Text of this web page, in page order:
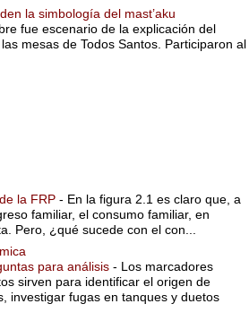
la simbología del mast’aku
fue escenario de la explicación del
mesas de Todos Santos. Participaron al
la FRP - En la figura 2.1 es claro que, a
familiar, el consumo familiar, en
Pero, ¿qué sucede con el con...
para análisis - Los marcadores
sirven para identificar el origen de
investigar fugas en tanques y duetos